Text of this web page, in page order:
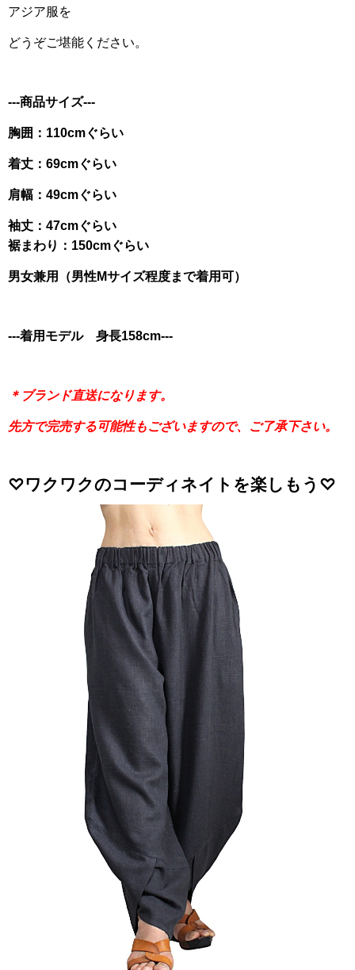
アジア服を
どうぞご堪能ください。
---商品サイズ---
胸囲：110cmぐらい
着丈：69cmぐらい
肩幅：49cmぐらい
袖丈：47cmぐらい
裾まわり：150cmぐらい
男女兼用（男性Mサイズ程度まで着用可）
---着用モデル 身長158cm---
＊ブランド直送になります。
先方で完売する可能性もございますので、ご了承下さい。
♡ワクワクのコーディネイトを楽しもう♡